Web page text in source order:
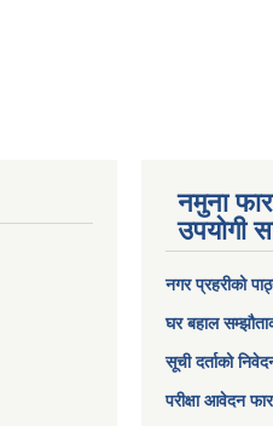
नमुना
उपयोगी
नगर प्रहरीको
घर बहाल
सूची दर्ताको
परीक्षा आवेदन